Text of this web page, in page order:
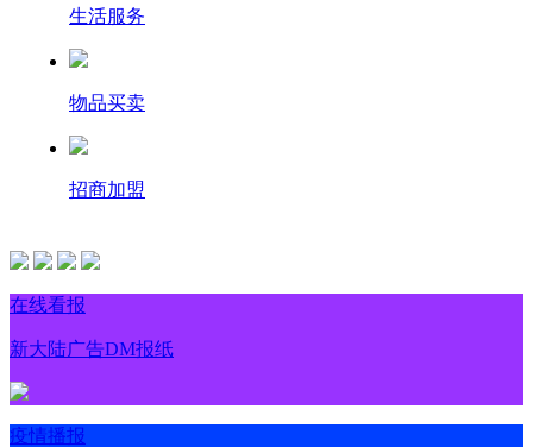
生活服务
物品买卖
招商加盟
在线看报
新大陆广告DM报纸
疫情播报